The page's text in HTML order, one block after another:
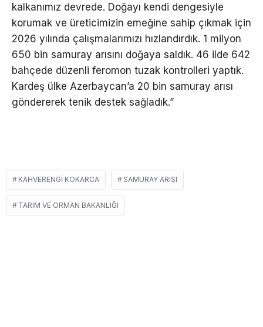
kalkanımız devrede. Doğayı kendi dengesiyle
korumak ve üreticimizin emeğine sahip çıkmak için
2026 yılında çalışmalarımızı hızlandırdık. 1 milyon
650 bin samuray arısını doğaya saldık. 46 ilde 642
bahçede düzenli feromon tuzak kontrolleri yaptık.
Kardeş ülke Azerbaycan’a 20 bin samuray arısı
göndererek tenik destek sağladık.”
KAHVERENGI KOKARCA SAMURAY ARISI
TARIM VE ORMAN BAKANLIĞI